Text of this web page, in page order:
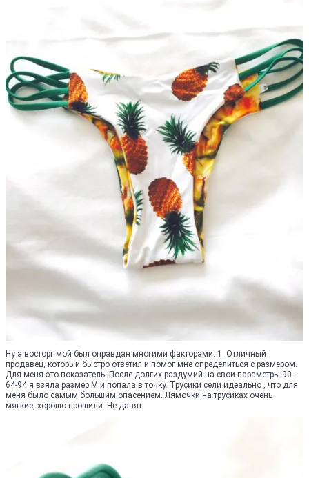
Ну а восторг мой был оправдан многими факторами. 1. Отличный
продавец, который быстро ответил и помог мне определиться с размером.
Для меня это показатель. После долгих раздумий на свои параметры 90-
64-94 я взяла размер М и попала в точку. Трусики сели идеально , что для
меня было самым большим опасением. Лямочки на трусиках очень
мягкие, хорошо прошили. Не давят.